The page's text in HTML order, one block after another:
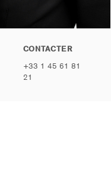
CONTACTER
+33 1 45 61 81
21